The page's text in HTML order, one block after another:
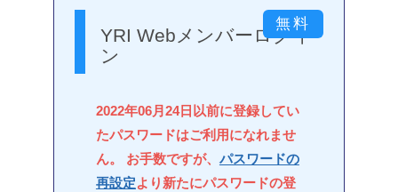
YRI Webメンバーログイ
ン
2022年06月24日以前に登録してい
たパスワードはご利用になれませ
ん。 お手数ですが、 パスワードの
再設定より新たにパスワードの登